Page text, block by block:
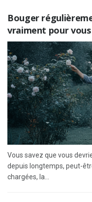
Bouger
vraiment pour vous
Vous savez que vous
depuis longtemps, peut-
chargées, la...